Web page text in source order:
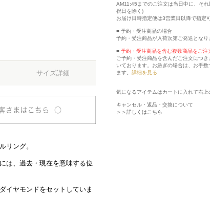
サイズ詳細
リング。
は、過去・現在を意味する位
イヤモンドをセットしていま
AM11:45までのご注文は当日中に、そ
祝日を除く)
お届け日時指定便は3営業日以降で指定
■ 予約・受注商品の場合
予約・受注商品が入荷次第ご発送となり
■ 予約・受注商品を含む複数商品をご注
ご予約・受注商品を含んだご注文につ
いております。お急ぎの場合は、お手
ます。 詳細を見る
気になるアイテムはカートに入れて右上
キャンセル・返品・交換について
＞＞詳しくはこちら